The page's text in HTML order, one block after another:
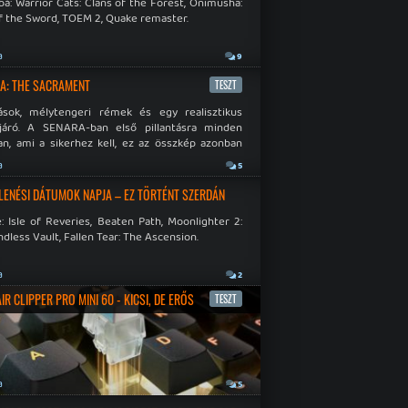
the Sword, TOEM 2, Quake remaster.
9
THE SACRAMENT TESZT
mélytengeri rémek és egy realisztikus
A SENARA-ban első pillantásra minden
ami a sikerhez kell, ez az összkép azonban
5
DÁTUMOK NAPJA – EZ TÖRTÉNT SZERDÁN
Isle of Reveries, Beaten Path, Moonlighter 2:
Vault, Fallen Tear: The Ascension.
2
CLIPPER PRO MINI 60 - KICSI, DE ERŐS TESZT
5